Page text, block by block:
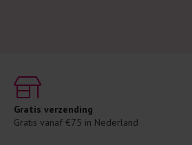
Gratis verzending
Gratis vanaf €75 in Nederland